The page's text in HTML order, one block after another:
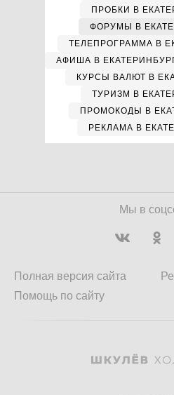
ПРОБКИ В
ФОРУМЫ В
ТЕЛЕПРОГРАММА В
АФИША В
КУРСЫ ВАЛЮТ В
ТУРИЗМ В
ПРОМОКОДЫ В
РЕКЛАМА В
Мы в
Полная версия сайта
Помощь по сайту